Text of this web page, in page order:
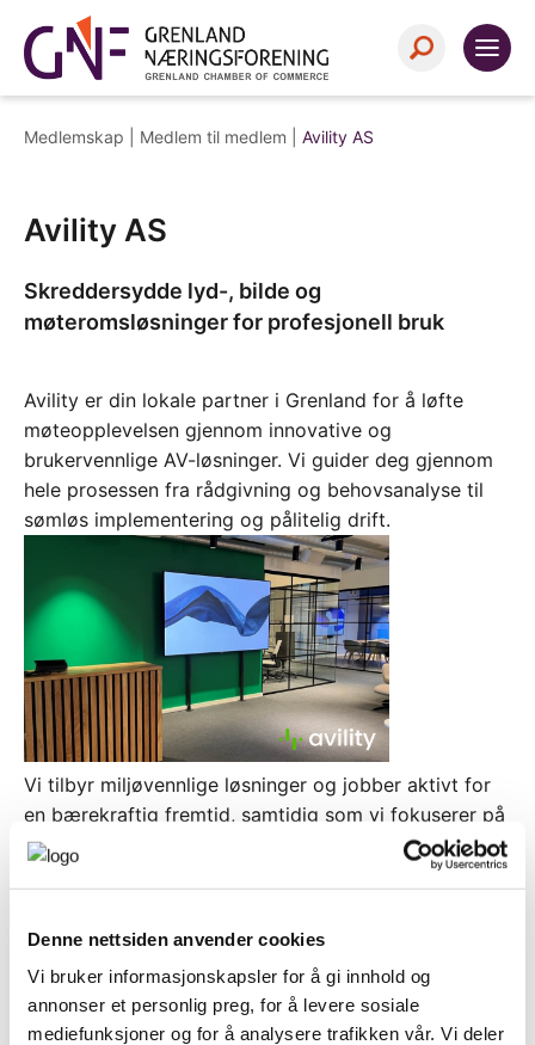
Denne nettsiden anvender cookies
Vi bruker informasjonskapsler for å gi innhold og
annonser et personlig preg, for å levere sosiale
mediefunksjoner og for å analysere trafikken vår. Vi deler
Medlemskap | Medlem til medlem Avility AS
Avility AS
Skreddersydde lyd-, bilde og
møteromsløsninger for profesjonell bruk
Avility er din lokale partner i Grenland for å løfte
møteopplevelsen gjennom innovative og
brukervennlige AV-løsninger. Vi guider deg gjennom
hele prosessen fra rådgivning og behovsanalyse til
sømløs implementering og pålitelig drift.
Vi tilbyr miljøvennlige løsninger og jobber aktivt for
en bærekraftig fremtid, samtidig som vi fokuserer på
å gi deg den beste mulige brukeropplevelsen.
Ved å samarbeide med oss, sikrer vi at dine møter
ansvar for en sunnere planet!
Kontakt oss i dag og få hjelp av våre eksperter for å
løfte i dine møtelokaler til nye høyder.